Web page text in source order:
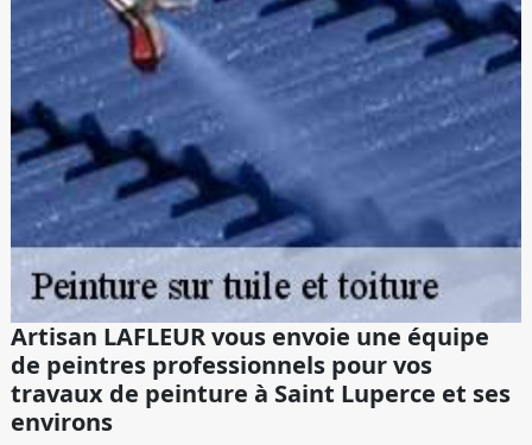
Artisan LAFLEUR vous envoie une équipe
de peintres professionnels pour vos
travaux de peinture à Saint Luperce et ses
environs